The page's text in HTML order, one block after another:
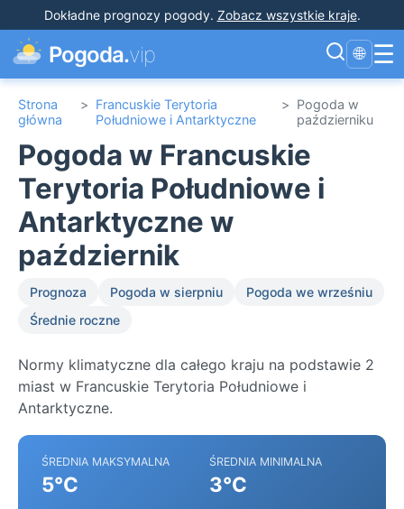
Dokładne prognozy pogody. Zobacz wszystkie kraje.
Pogoda.vip 🌐 ☰
Strona
główna
> Francuskie Terytoria
Południowe i Antarktyczne
> Pogoda w
październiku
Pogoda w Francuskie
Terytoria Południowe i
Antarktyczne w
październik
Prognoza Pogoda w sierpniu
Pogoda we wrześniu
Średnie roczne
Normy klimatyczne dla całego kraju na podstawie 2
miast w Francuskie Terytoria Południowe i
Antarktyczne.
ŚREDNIA MAKSYMALNA
5°C
ŚREDNIA MINIMALNA
3°C